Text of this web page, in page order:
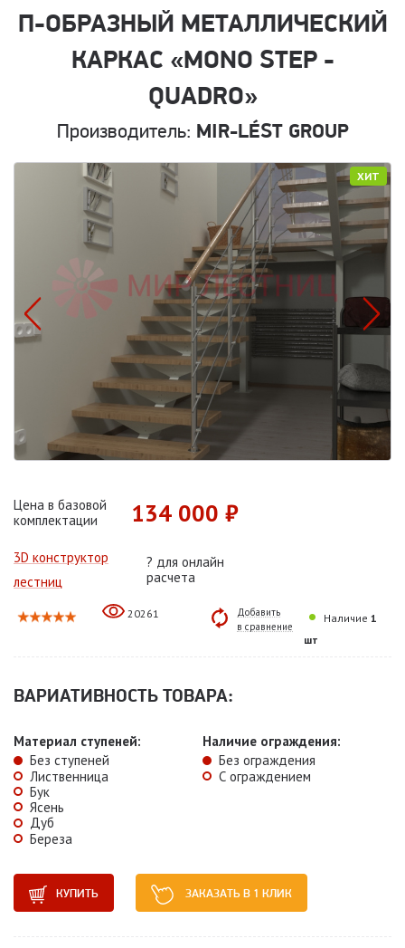
П-ОБРАЗНЫЙ МЕТАЛЛИЧЕСКИЙ
КАРКАС «MONO STEP -
QUADRO»
Производитель: MIR-LÉST GROUP
ХИТ
Цена в базовой
комплектации
134 000 ₽
3D конструктор
лестниц
? для онлайн
расчета
20261
Добавить
в сравнение
Наличие 1
шт
ВАРИАТИВНОСТЬ ТОВАРА:
Материал ступеней:
Без ступеней
Лиственница
Бук
Ясень
Дуб
Береза
Наличие ограждения:
Без ограждения
С ограждением
КУПИТЬ ЗАКАЗАТЬ В 1 КЛИК